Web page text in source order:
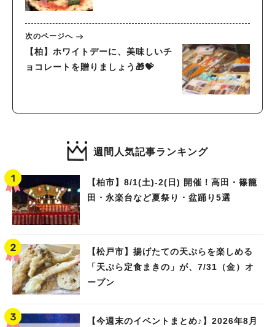
次のページへ
【柏】ホワイトデーに、美味しいチ
ョコレートを贈りましょう🎁💝
週間人気記事ランキング
【柏市】8/1(土)‐2(日) 開催！高田・篠籠
田・永楽台など夏祭り・盆踊り5選
【松戸市】揚げたての天ぷらを楽しめる
「天ぷら定食まきの」が、7/31（金）オ
ープン
【今週末のイベントまとめ♪】2026年8月